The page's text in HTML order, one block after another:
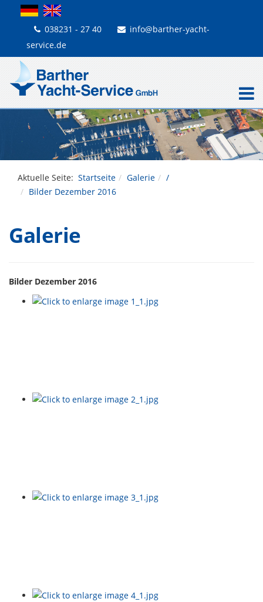
038231 - 27 40
info@barther-yacht-
service.de
Aktuelle Seite: Startseite Galerie
/
Bilder Dezember 2016
Galerie
Bilder Dezember 2016